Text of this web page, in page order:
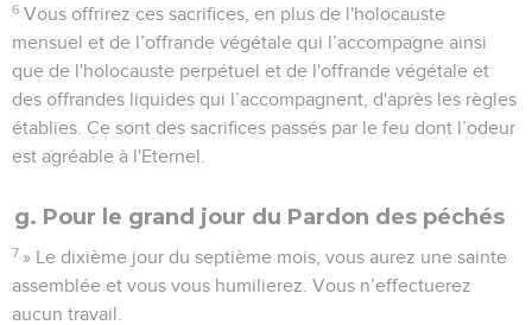
6 Vous offrirez ces sacrifices, en plus de l'holocauste
mensuel et de l’offrande végétale qui l’accompagne ainsi
que de l'holocauste perpétuel et de l'offrande végétale et
des offrandes liquides qui l’accompagnent, d'après les règles
établies. Ce sont des sacrifices passés par le feu dont l’odeur
est agréable à l'Eternel.
g. Pour le grand jour du Pardon des péchés
7 » Le dixième jour du septième mois, vous aurez une sainte
assemblée et vous vous humilierez. Vous n’effectuerez
aucun travail.